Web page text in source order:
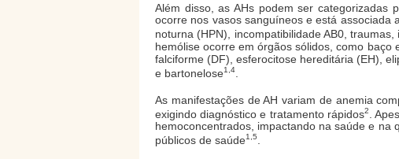
Além disso, as AHs podem ser categorizadas
ocorre nos vasos sanguíneos e está associada
noturna (HPN), incompatibilidade AB0,
hemólise ocorre em órgãos sólidos, como
falciforme (DF), esferocitose hereditária (EH),
e bartonelose1,4
As manifestações de AH variam de anemia
exigindo diagnóstico e tratamento rápidos2
.
hemoconcentrados, impactando na saúde e na
públicos de saúde1,5